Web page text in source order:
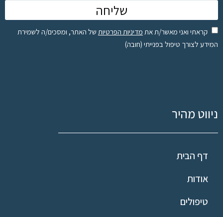
שליחה
קראתי ואני מאשר/ת את מדיניות הפרטיות של האתר, ומסכים/ה לשמירת
המידע לצורך טיפול בפנייתי (חובה)
ניווט מהיר
דף הבית
אודות
טיפולים